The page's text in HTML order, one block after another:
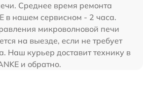
Среднее время ремонта
в нашем сервисном - 2 часа.
микроволновой печи
на выезде, если не требует
Наш курьер доставит технику в
и обратно.